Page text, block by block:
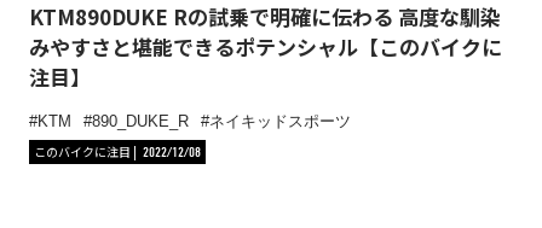
KTM890DUKE Rの試乗で明確に伝わる 高度な馴染
みやすさと堪能できるポテンシャル【このバイクに
注目】
KTM 890_DUKE_R
ネイキッドスポーツ
このバイクに注目
2022/12/08